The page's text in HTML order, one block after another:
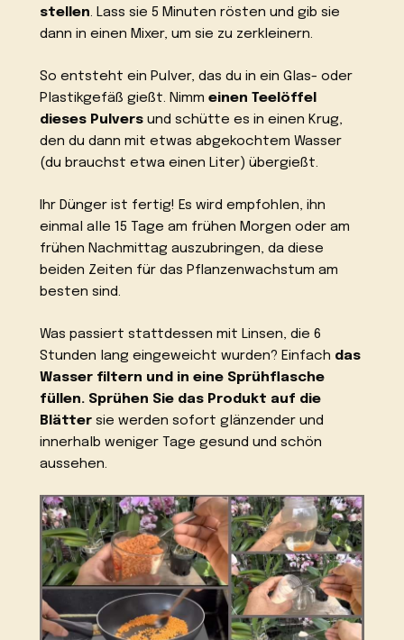
stellen. Lass sie 5 Minuten rösten und gib sie
dann in einen Mixer, um sie zu zerkleinern.
So entsteht ein Pulver, das du in ein Glas- oder
Plastikgefäß gießt. Nimmeinen Teelöffel
dieses Pulvers und schütte es in einen Krug,
den du dann mit etwas abgekochtem Wasser
(du brauchst etwa einen Liter) übergießt.
Ihr Dünger ist fertig! Es wird empfohlen, ihn
einmal alle 15 Tage am frühen Morgen oder am
frühen Nachmittag auszubringen, da diese
beiden Zeiten für das Pflanzenwachstum am
besten sind.
Was passiert stattdessen mit Linsen, die 6
Stunden lang eingeweicht wurden? Einfach das
Wasser filtern und in eine Sprühflasche
füllen. Sprühen Sie das Produkt auf die
Blätter sie werden sofort glänzender und
innerhalb weniger Tage gesund und schön
aussehen.